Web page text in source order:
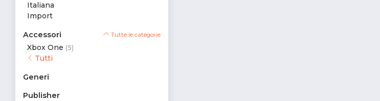
Italiana
Import
Accessori Tutte le categorie
Xbox One (5)
Tutti
Generi
Publisher